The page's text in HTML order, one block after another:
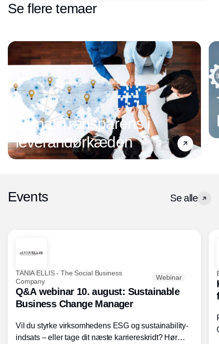
Se flere temaer
Tema: Transparens i
leverandørkæden
Events Se alle
TANIA ELLIS - The Social Business
Company
Webinar
Q&A webinar 10. august: Sustainable
Business Change Manager
Vil du styrke virksomhedens ESG og sustainability-
indsats – eller tage dit næste karriereskridt? Hør